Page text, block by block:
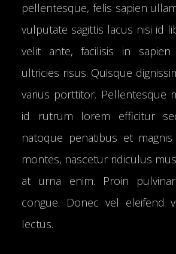
pellentesque, felis sapien
vulputate sagittis lacus nisi id
velit ante, facilisis in
ultricies risus. Quisque
varius porttitor. Pellentesque
id rutrum lorem efficitur
natoque penatibus et
montes, nascetur ridiculus
at urna enim. Proin
congue. Donec vel eleifend
lectus.